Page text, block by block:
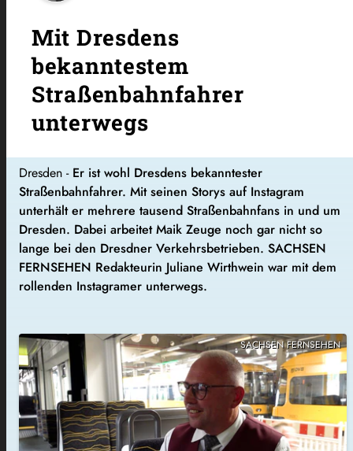
Mit Dresdens
bekanntestem
Straßenbahnfahrer
unterwegs
Dresden -Er ist wohl Dresdens bekanntester
Straßenbahnfahrer. Mit seinen Storys auf Instagram
unterhält er mehrere tausend Straßenbahnfans in und um
Dresden. Dabei arbeitet Maik Zeuge noch gar nicht so
lange bei den Dresdner Verkehrsbetrieben. SACHSEN
FERNSEHEN Redakteurin Juliane Wirthwein war mit dem
rollenden Instagramer unterwegs.
SACHSEN FERNSEHEN